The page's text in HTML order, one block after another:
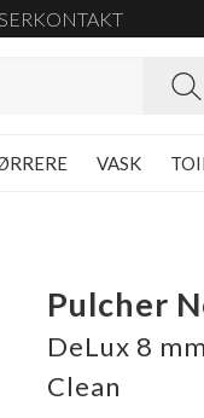
KONTAKT
VASK
Pulcher
DeLux 8
Clean